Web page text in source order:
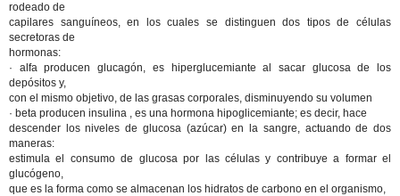
rodeado de
capilares sanguíneos, en los cuales se distinguen dos tipos de células
secretoras de
hormonas:
· alfa producen glucagón, es hiperglucemiante al sacar glucosa de los
depósitos y,
con el mismo objetivo, de las grasas corporales, disminuyendo su volumen
· beta producen insulina , es una hormona hipoglicemiante; es decir, hace
descender los niveles de glucosa (azúcar) en la sangre, actuando de dos
maneras:
estimula el consumo de glucosa por las células y contribuye a formar el
glucógeno,
que es la forma como se almacenan los hidratos de carbono en el organismo,